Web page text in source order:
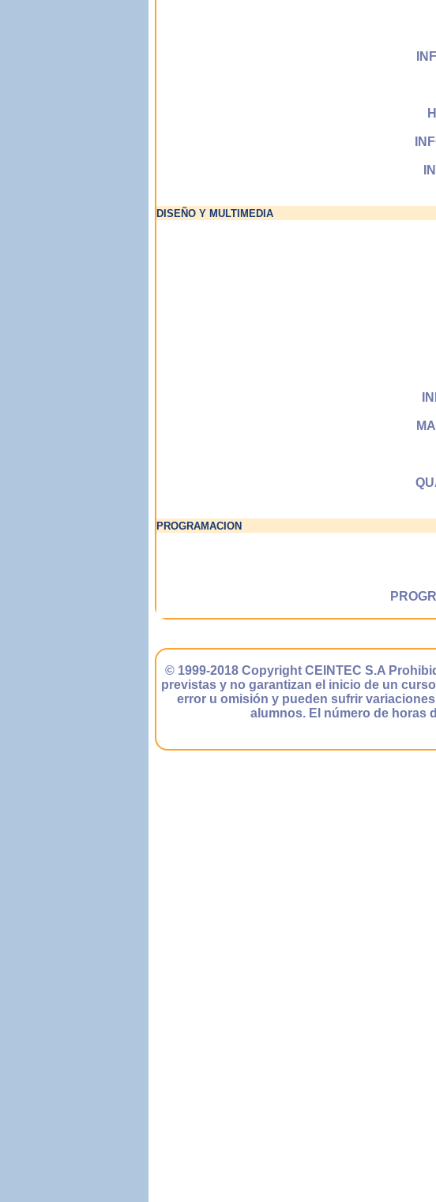
DISEÑO Y MULTIMEDIA
PROGRAMACION
© 1999-2018 Copyright CEINTEC S.A
previstas y no garantizan el inicio de un
error u omisión y pueden sufrir
alumnos. El número de horas